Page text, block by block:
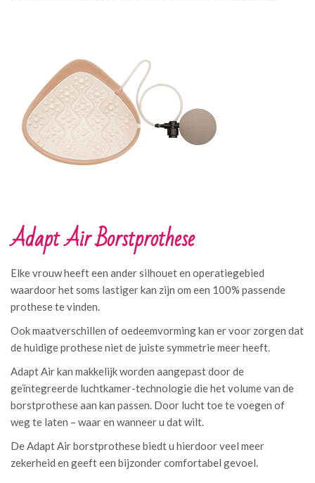
Adapt Air Borstprothese
Elke vrouw heeft een ander silhouet en operatiegebied
waardoor het soms lastiger kan zijn om een 100% passende
prothese te vinden.
Ook maatverschillen of oedeemvorming kan er voor zorgen dat
de huidige prothese niet de juiste symmetrie meer heeft.
Adapt Air kan makkelijk worden aangepast door de
geïntegreerde luchtkamer-technologie die het volume van de
borstprothese aan kan passen. Door lucht toe te voegen of
weg te laten – waar en wanneer u dat wilt.
De Adapt Air borstprothese biedt u hierdoor veel meer
zekerheid en geeft een bijzonder comfortabel gevoel.